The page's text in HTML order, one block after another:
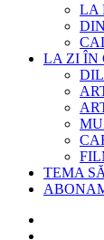
LA
LA ZI ÎN
TEMA